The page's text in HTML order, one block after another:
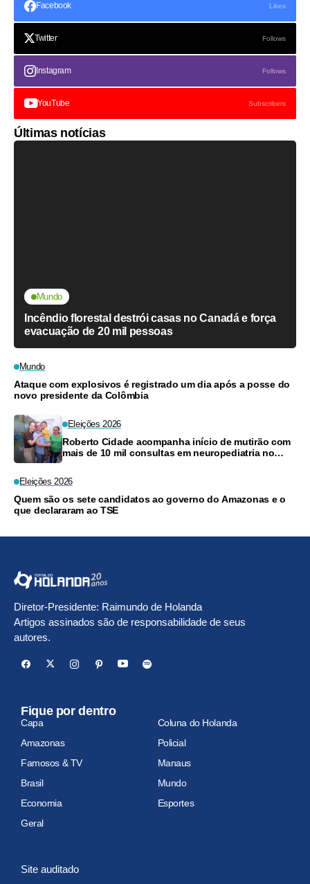
Facebook Likes
Twitter Follows
Instagram Follows
YouTube Subscribers
Últimas notícias
Mundo
Incêndio florestal destrói casas no Canadá e força
evacuação de 20 mil pessoas
Mundo
Ataque com explosivos é registrado um dia após a posse do
novo presidente da Colômbia
Eleições 2026
Roberto Cidade acompanha início de mutirão com
mais de 10 mil consultas em neuropediatria no
Eleições 2026
Quem são os sete candidatos ao governo do Amazonas e o
que declararam ao TSE
Diretor-Presidente: Raimundo de Holanda
Artigos assinados são de responsabilidade de seus
autores.
Fique por dentro
Capa
Coluna do Holanda
Amazonas
Policial
Famosos & TV
Manaus
Brasil
Mundo
Economia
Esportes
Geral
Site auditado